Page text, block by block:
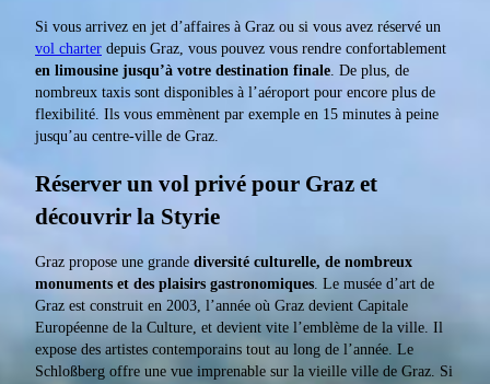
Si vous arrivez en jet d’affaires à Graz ou si vous avez réservé un
vol charter depuis Graz, vous pouvez vous rendre confortablement
en limousine jusqu’à votre destination finale. De plus, de
nombreux taxis sont disponibles à l’aéroport pour encore plus de
flexibilité. Ils vous emmènent par exemple en 15 minutes à peine
jusqu’au centre-ville de Graz.
Réserver un vol privé pour Graz et
découvrir la Styrie
Graz propose une grande diversité culturelle, de nombreux
monuments et des plaisirs gastronomiques. Le musée d’art de
Graz est construit en 2003, l’année où Graz devient Capitale
Européenne de la Culture, et devient vite l’emblème de la ville. Il
expose des artistes contemporains tout au long de l’année. Le
Schloßberg offre une vue imprenable sur la vieille ville de Graz. Si